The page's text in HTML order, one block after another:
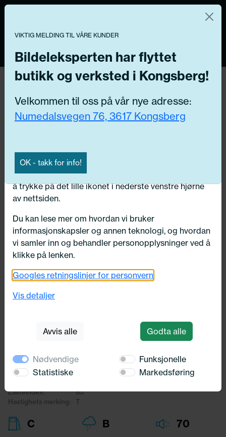
Tilbake
Utsolgt
165/70X13 Nankang Econex NA-1
Bredde:
165,00
Profil:
Lasteindex:
83
Hastighets merking:
T
C B 70
Vi og våre forretningspartnere bruker teknologier,
inkludert informasjonskapsler/«cookies» til å samle
informasjon om deg for forskjellige formål, inkludert:
Funksjonelle, Statistiske, Markedsføring
Ved å trykke «Godta» gir du din tillatelse til alle disse
formålene. Du kan også velge formålet du vil
innstillingene».
Du kan trekke tilbake samtykket ditt til enhver tid ved
å trykke på det lille ikonet i nederste venstre hjørne
av nettsiden.
Du kan lese mer om hvordan vi bruker
informasjonskapsler og annen teknologi, og hvordan
vi samler inn og behandler personopplysninger ved å
klikke på lenken.
Googles retningslinjer for personvern
Vis detaljer
Avvis alle Godta alle
Nødvendige
Funksjonelle
Statistiske
Markedsføring
VIKTIG MELDING TIL VÅRE KUNDER
Bildeleksperten har flyttet
butikk og verksted i Kongsberg!
Velkommen til oss på vår nye adresse:
Numedalsvegen 76, 3617 Kongsberg
OK - takk for info!